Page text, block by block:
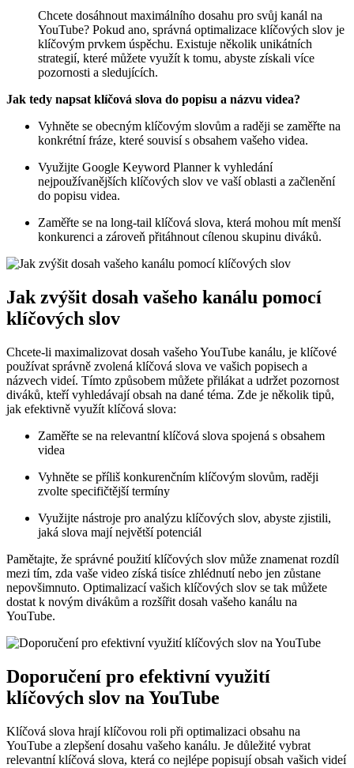
Chcete dosáhnout maximálního dosahu pro svůj kanál na
YouTube? Pokud ano, správná optimalizace klíčových slov je
klíčovým prvkem úspěchu. Existuje několik unikátních
strategií, které můžete využít k tomu, abyste získali více
pozornosti a sledujících.
Jak tedy napsat klíčová slova do popisu a názvu videa?
Vyhněte se obecným klíčovým slovům a raději se zaměřte na
konkrétní fráze, které souvisí s obsahem vašeho videa.
Využijte Google Keyword Planner k vyhledání
nejpoužívanějších klíčových slov ve vaší oblasti a začlenění
do popisu videa.
Zaměřte se na long-tail klíčová slova, která mohou mít menší
konkurenci a zároveň přitáhnout cílenou skupinu diváků.
Jak zvýšit dosah vašeho kanálu pomocí
klíčových slov
Chcete-li maximalizovat dosah vašeho YouTube kanálu, je klíčové
používat správně zvolená klíčová slova ve vašich popisech a
názvech videí. Tímto způsobem můžete přilákat a udržet pozornost
diváků, kteří vyhledávají obsah na dané téma. Zde je několik tipů,
jak efektivně využít klíčová slova:
Zaměřte se na relevantní klíčová slova spojená s obsahem
videa
Vyhněte se příliš konkurenčním klíčovým slovům, raději
zvolte specifičtější termíny
Využijte nástroje pro analýzu klíčových slov, abyste zjistili,
jaká slova mají největší potenciál
Pamětajte, že správné použití klíčových slov může znamenat rozdíl
mezi tím, zda vaše video získá tisíce zhlédnutí nebo jen zůstane
nepovšimnuto. Optimalizací vašich klíčových slov se tak můžete
dostat k novým divákům a rozšířit dosah vašeho kanálu na
YouTube.
Doporučení pro efektivní využití
klíčových slov na YouTube
Klíčová slova hrají klíčovou roli při optimalizaci obsahu na
YouTube a zlepšení dosahu vašeho kanálu. Je důležité vybrat
relevantní klíčová slova, která co nejlépe popisují obsah vašich videí